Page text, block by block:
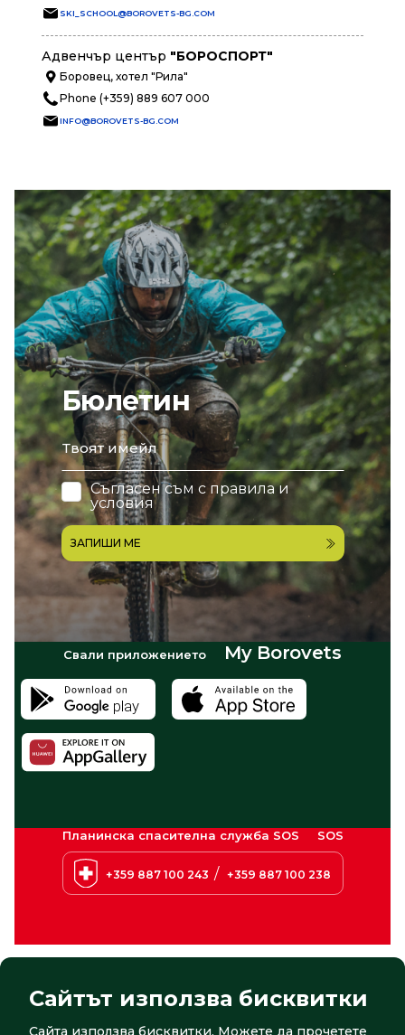
Бюлетин
email
Съгласен съм с правила и
условия
ЗАПИШИ МЕ
SKI_SCHOOL@BOROVETS-BG.COM
Адвенчър център "БОРОСПОРТ"
Боровец, хотел "Рила"
Phone (+359) 889 607 000
INFO@BOROVETS-BG.COM
Свали приложението My Borovets
Планинска спасителна служба SOS SOS
+359 887 100 243 / +359 887 100 238
Сайтът използва бисквитки
Сайта използва бисквитки. Можете да прочетете